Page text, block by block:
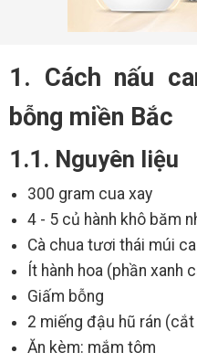
1. Cách nấu
bỗng miền Bắc
1.1. Nguyên liệu
300 gram cua xay
4 - 5 củ hành khô băm
Cà chua tươi thái múi
Ít hành hoa (phần xanh
Giấm bỗng
2 miếng đậu hũ rán
Ăn kèm: mắm tôm